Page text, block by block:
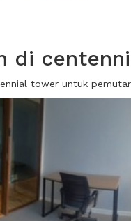
di
tower untuk